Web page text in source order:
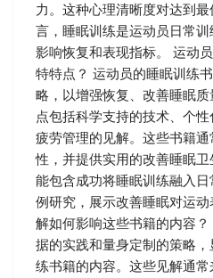
力。这种心理清晰度对达到
言，睡眠训练是运动员日常
影响恢复和表现指标。 运动
特特点？ 运动员的睡眠训练
略，以增强恢复、改善睡眠
点包括科学支持的技术、个
疲劳管理的见解。这些书籍
性，并提供实用的改善睡眠
能包含成功将睡眠训练融入
例研究，展示改善睡眠对运
解如何影响这些书籍的内容
据的实践和量身定制的策略
练书籍的内容。这些见解通